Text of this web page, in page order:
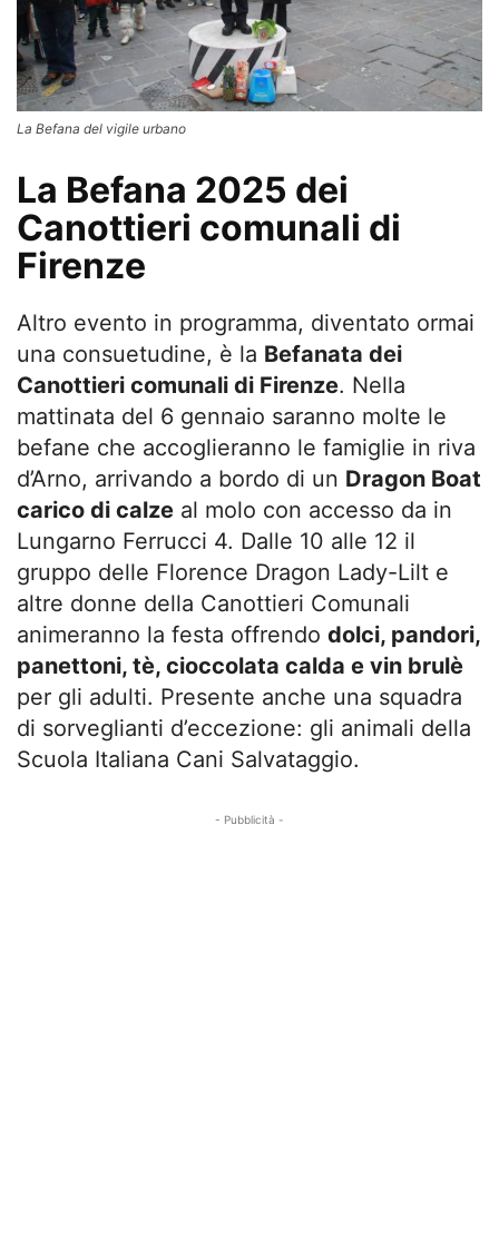
La Befana del vigile urbano
La Befana 2025 dei
Canottieri comunali di
Firenze
Altro evento in programma, diventato ormai
una consuetudine, è la Befanata dei
Canottieri comunali di Firenze. Nella
mattinata del 6 gennaio saranno molte le
befane che accoglieranno le famiglie in riva
d’Arno, arrivando a bordo di un Dragon Boat
carico di calze al molo con accesso da in
Lungarno Ferrucci 4. Dalle 10 alle 12 il
gruppo delle Florence Dragon Lady-Lilt e
altre donne della Canottieri Comunali
animeranno la festa offrendo dolci, pandori,
panettoni, tè, cioccolata calda e vin brulè
per gli adulti. Presente anche una squadra
di sorveglianti d’eccezione: gli animali della
Scuola Italiana Cani Salvataggio.
- Pubblicità -